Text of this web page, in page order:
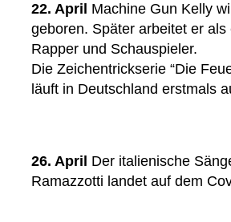
22. April Machine Gun Kelly
geboren. Später arbeitet er als
Rapper und Schauspieler.
Die Zeichentrickserie “Die
läuft in Deutschland erstmals
26. April Der italienische
Ramazzotti landet auf dem